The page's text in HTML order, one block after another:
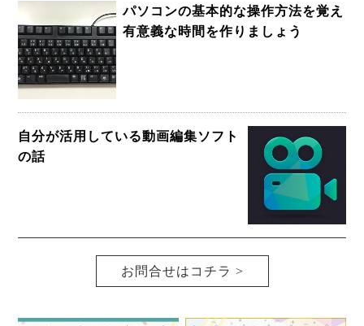
パソコンの基本的な操作方法を覚え
有意義な時間を作りましょう
自分が活用している動画編集ソフト
の話
お問合せはコチラ >